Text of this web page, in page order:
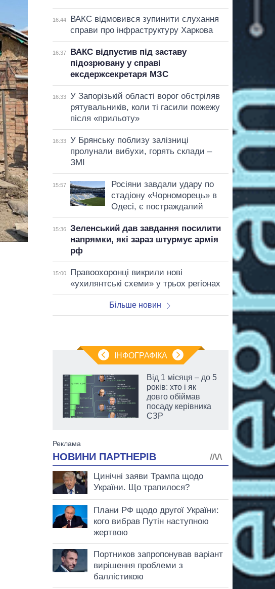
16:44
ВАКС відмовився зупинити слухання
справи про інфраструктуру Харкова
16:37
ВАКС відпустив під заставу
підозрювану у справі
ексдержсекретаря МЗС
16:33
У Запорізькій області ворог обстріляв
рятувальників, коли ті гасили пожежу
після «прильоту»
16:33
У Брянську поблизу залізниці
пролунали вибухи, горять склади –
ЗМІ
15:57
Росіяни завдали удару по
стадіону «Чорноморець» в
Одесі, є постраждалий
15:36
Зеленський дав завдання посилити
напрямки, які зараз штурмує армія
рф
15:00
Правоохоронці викрили нові
«ухилянтські схеми» у трьох регіонах
Більше новин
ІНФОГРАФІКА
Від 1 місяця – до 5
років: хто і як
довго обіймав
посаду керівника
СЗР